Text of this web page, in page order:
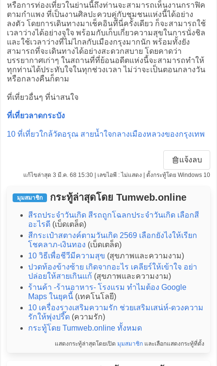
หรือการท่องเที่ยวในย่านนี้ถึงท่านจะสามารถเห็นงานกราฟิค
ตามกำแพง ที่เป็นงานศิลปะควบคู่กับชุมชนแห่งนี้ได้อย่าง
ลงตัว โดยการเดินทางมาเช็คอินที่นี่ครั้งเดียว ก็จะสามารถใช้
เวลาว่างได้อย่างจุใจ พร้อมกับเก็บเกี่ยวความสุขในการนั่งชิล
และใช้เวลาว่างที่ไม่ไกลกับเมืองกรุงมากนัก พร้อมทั้งยัง
สามารถที่จะเดินทางได้อย่างสะดวกสบาย โดยคาดว่า
บรรยากาศเก่าๆ ในสถานที่ที่ย้อนอดีตแห่งนี้จะสามารถทำให้
ทุกท่านได้ประทับใจในทุกช่วงเวลา ไม่ว่าจะเป็นตอนกลางวัน
หรือกลางคืนก็ตาม
ที่เที่ยวอื่นๆ ที่น่าสนใจ
ที่เที่ยวลาดกระบัง
10 ที่เที่ยวใกล้วัดอรุณ สายน้ำใจกลางเมืองหลวงของกรุงเทพ
แจ้งลบ
แก้ไขล่าสุด 3 มี.ค. 68 15:30 | เลขไอพี : ไม่แสดง | ตั้งกระทู้โดย Windows 10
มุมสมาชิก กระทู้ล่าสุดโดย Tumweb.online
สีรถประจําวันเกิด สีรถถูกโฉลกประจําวันเกิด เลือกสี
อะไรดี(เบ็ดเตล็ด)
สีกระเป๋าสตางค์ตามวันเกิด 2569 เลือกยังไงให้เรียก
โชคลาภ-เงินทอง (เบ็ดเตล็ด)
10 วิธีเพื่อชีวีมีความสุข (สุขภาพและความงาม)
ปวดท้องข้างซ้าย เกิดจากอะไร เคลียร์ให้เข้าใจ อย่า
ปล่อยให้สายเกินแก้ (สุขภาพและความงาม)
ร้านค้า -ร้านอาหาร- โรงแรม ทำไมต้อง Google
Maps ในยุคนี้(เทคโนโลยี)
10 เครื่องรางเสริมความรัก ช่วยเสริมเสน่ห์-ดวงความ
รักให้พุ่งปรี๊ด(ความรัก)
กระทู้โดย Tumweb.online ทั้งหมด
แสดงกระทู้ล่าสุดโดยเปิดมุมสมาชิก และเลือกแสดงกระทู้ที่ตั้ง